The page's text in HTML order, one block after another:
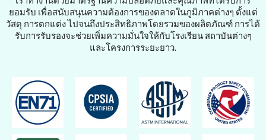
ยอมรับ เพื่อสนับสนุนความต้องการของตลาดในภูมิภาคต่างๆ ตั้งแต่
วัสดุ การตกแต่ง ไปจนถึงประสิทธิภาพโดยรวมของผลิตภัณฑ์ การได้
รับการรับรองจะช่วยเพิ่มความมั่นใจให้กับโรงเรียน สถาบันต่างๆ
และโครงการระยะยาว.